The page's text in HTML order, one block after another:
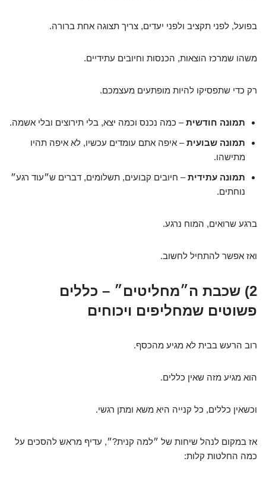
בפועל, לפני תקציב ולפני יעדים, צריך תצוגה אחת ברורה.
משהו שמרכז הוצאות, הכנסות וחיובים עתידיים.
רק כדי שתפסיקו להיות מופתעים מעצמכם.
תמונה חודשית– כמה נכנס וכמה יצא, בלי תירוצים ובלי אשמה.
תמונה שבועית– איפה אתם עומדים עכשיו, לא איפה תהיו
מתישהו.
תמונה עתידית– חיובים קבועים, תשלומים, דברים ש״עוד רגע״
נוחתים.
ברגע שרואים, המוח נרגע.
ואז אפשר להתחיל לחשוב.
2) שכבת ה״מחליטים״ – כללים
פשוטים שמחליפים ויכוחים
רוב הרעש בבית לא מגיע מהכסף.
הוא מגיע מזה שאין כללים.
וכשאין כללים, כל קנייה היא משא ומתן רגשי.
אז במקום לנהל שיחות של ״למה קנית?״, עדיף מראש להסכים על
כמה החלטות קלות: